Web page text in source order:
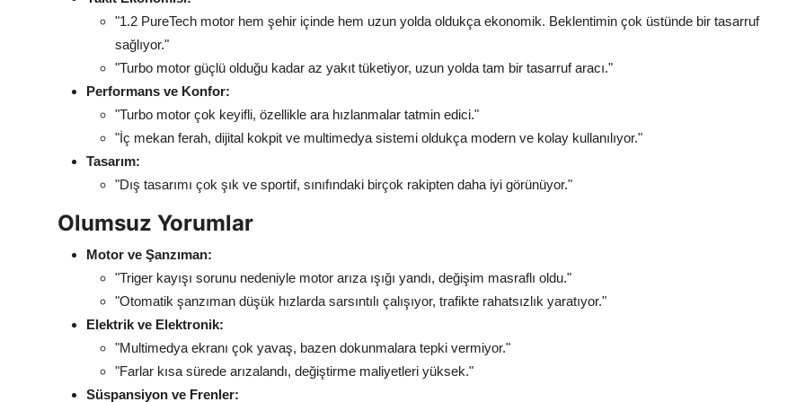
"1.2 PureTech motor hem şehir içinde hem uzun yolda oldukça ekonomik. Beklentimin çok üstünde bir tasarruf
sağlıyor."
"Turbo motor güçlü olduğu kadar az yakıt tüketiyor, uzun yolda tam bir tasarruf aracı."
Performans ve Konfor:
"Turbo motor çok keyifli, özellikle ara hızlanmalar tatmin edici."
"İç mekan ferah, dijital kokpit ve multimedya sistemi oldukça modern ve kolay kullanılıyor."
Tasarım:
"Dış tasarımı çok şık ve sportif, sınıfındaki birçok rakipten daha iyi görünüyor."
Olumsuz Yorumlar
Motor ve Şanzıman:
"Triger kayışı sorunu nedeniyle motor arıza ışığı yandı, değişim masraflı oldu."
"Otomatik şanzıman düşük hızlarda sarsıntılı çalışıyor, trafikte rahatsızlık yaratıyor."
Elektrik ve Elektronik:
"Multimedya ekranı çok yavaş, bazen dokunmalara tepki vermiyor."
"Farlar kısa sürede arızalandı, değiştirme maliyetleri yüksek."
Süspansiyon ve Frenler: